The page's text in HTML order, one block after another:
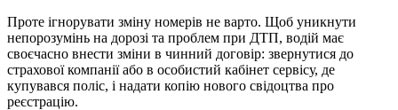
Проте ігнорувати зміну номерів не варто. Щоб уникнути
непорозумінь на дорозі та проблем при ДТП, водій має
своєчасно внести зміни в чинний договір: звернутися до
страхової компанії або в особистий кабінет сервісу, де
купувався поліс, і надати копію нового свідоцтва про
реєстрацію.